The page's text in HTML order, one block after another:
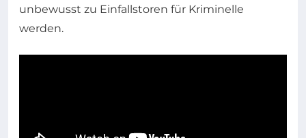
unbewusst zu Einfallstoren für Kriminelle
werden.